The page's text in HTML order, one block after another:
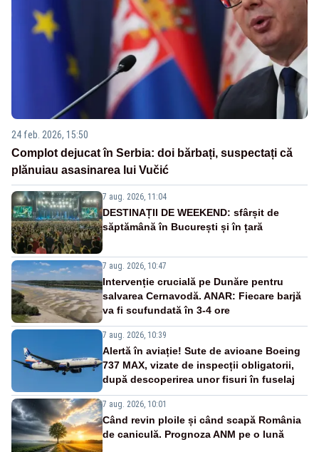
24 feb. 2026, 15:50
Complot dejucat în Serbia: doi bărbați, suspectați că
plănuiau asasinarea lui Vučić
7 aug. 2026, 11:04
DESTINAȚII DE WEEKEND: sfârșit de
săptămână în București și în țară
7 aug. 2026, 10:47
Intervenție crucială pe Dunăre pentru
salvarea Cernavodă. ANAR: Fiecare barjă
va fi scufundată în 3-4 ore
7 aug. 2026, 10:39
Alertă în aviație! Sute de avioane Boeing
737 MAX, vizate de inspecții obligatorii,
după descoperirea unor fisuri în fuselaj
7 aug. 2026, 10:01
Când revin ploile și când scapă România
de caniculă. Prognoza ANM pe o lună